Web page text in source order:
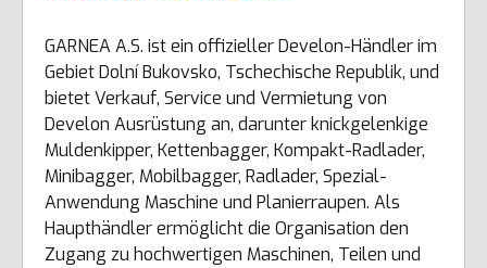
GARNEA A.S. ist ein offizieller Develon-Händler im
Gebiet Dolní Bukovsko, Tschechische Republik, und
bietet Verkauf, Service und Vermietung von
Develon Ausrüstung an, darunter knickgelenkige
Muldenkipper, Kettenbagger, Kompakt-Radlader,
Minibagger, Mobilbagger, Radlader, Spezial-
Anwendung Maschine und Planierraupen. Als
Haupthändler ermöglicht die Organisation den
Zugang zu hochwertigen Maschinen, Teilen und